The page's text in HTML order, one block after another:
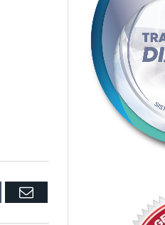
Email